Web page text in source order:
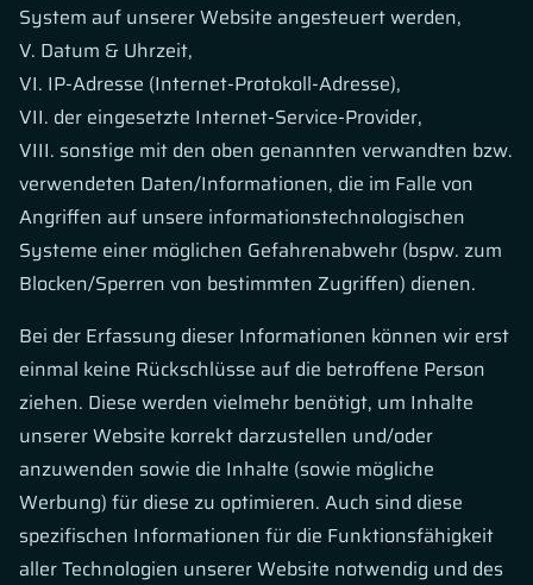
System auf unserer Website angesteuert werden,
V. Datum & Uhrzeit,
VI. IP-Adresse (Internet-Protokoll-Adresse),
VII. der eingesetzte Internet-Service-Provider,
VIII. sonstige mit den oben genannten verwandten bzw.
verwendeten Daten/Informationen, die im Falle von
Angriffen auf unsere informationstechnologischen
Systeme einer möglichen Gefahrenabwehr (bspw. zum
Blocken/Sperren von bestimmten Zugriffen) dienen.
Bei der Erfassung dieser Informationen können wir erst
einmal keine Rückschlüsse auf die betroffene Person
ziehen. Diese werden vielmehr benötigt, um Inhalte
unserer Website korrekt darzustellen und/oder
anzuwenden sowie die Inhalte (sowie mögliche
Werbung) für diese zu optimieren. Auch sind diese
spezifischen Informationen für die Funktionsfähigkeit
aller Technologien unserer Website notwendig und des